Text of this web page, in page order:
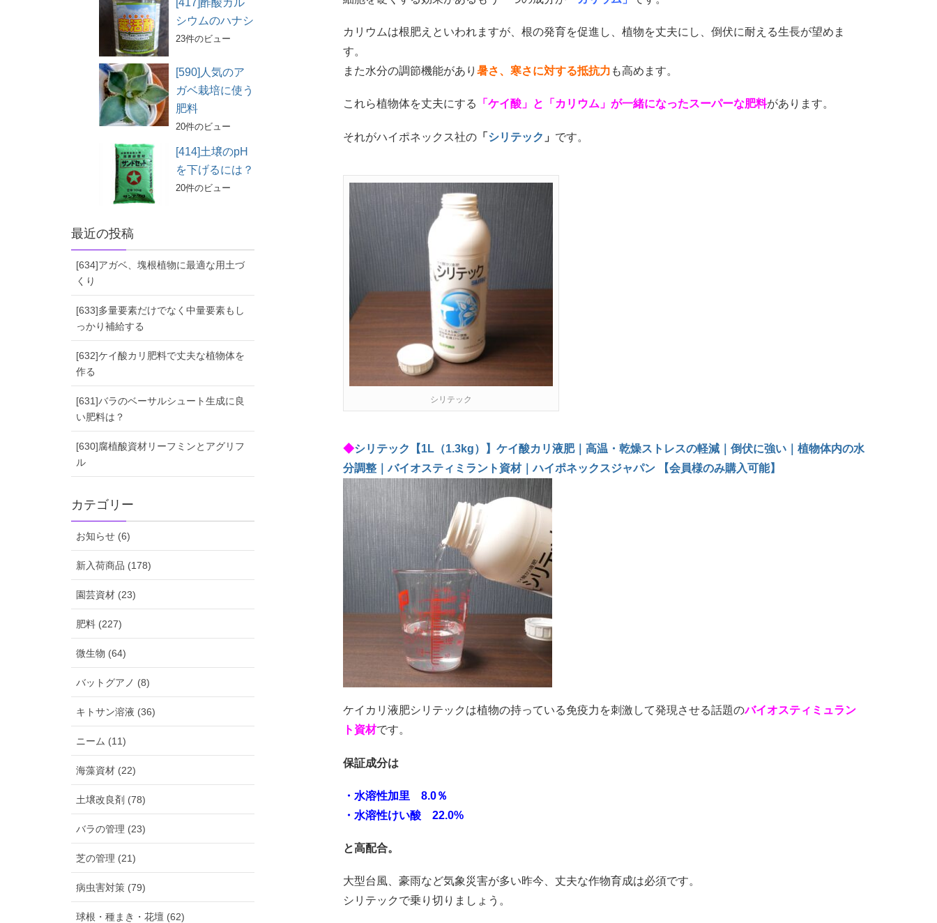
カリウムは根肥えといわれますが、根の発育を促進し、植物を丈夫にし、倒伏に耐える生長が望めま
す。
また水分の調節機能があり 暑さ、寒さに対する抵抗力 も高めます。
これら植物体を丈夫にする 「ケイ酸」と「カリウム」が一緒になったスーパーな肥料があります。
それがハイポネックス社の 「 シリテック 」 です。
シリテック
◆シリテック【1L（1.3kg）】ケイ酸カリ液肥｜高温・乾燥ストレスの軽減｜倒伏に強い｜植物体内の水
分調整｜バイオスティミラント資材｜ハイポネックスジャパン 【会員様のみ購入可能】
ケイカリ液肥シリテックは植物の持っている免疫力を刺激して発現させる話題のバイオスティミュラン
ト資材です。
保証成分は
・水溶性加里 8.0％
・水溶性けい酸 22.0%
と高配合。
大型台風、豪雨など気象災害が多い昨今、丈夫な作物育成は必須です。
シリテックで乗り切りましょう。
シウムのハナシ
23件のビュー
[590]人気のア
ガベ栽培に使う
肥料
20件のビュー
[414]土壌のpH
を下げるには？
20件のビュー
最近の投稿
[634]アガベ、塊根植物に最適な用土づ
くり
[633]多量要素だけでなく中量要素もし
っかり補給する
[632]ケイ酸カリ肥料で丈夫な植物体を
作る
[631]バラのベーサルシュート生成に良
い肥料は？
[630]腐植酸資材リーフミンとアグリフ
ル
カテゴリー
お知らせ (6)
新入荷商品 (178)
園芸資材 (23)
肥料 (227)
微生物 (64)
バットグアノ (8)
キトサン溶液 (36)
ニーム (11)
海藻資材 (22)
土壌改良剤 (78)
バラの管理 (23)
芝の管理 (21)
病虫害対策 (79)
球根・種まき・花壇 (62)